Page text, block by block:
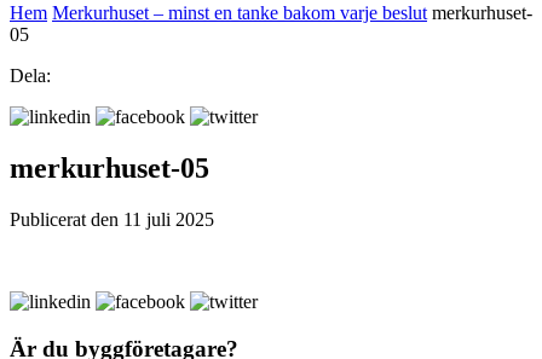
Hem Merkurhuset – minst en tanke bakom varje beslut merkurhuset-
05
Dela:
merkurhuset-05
Publicerat den 11 juli 2025
Är du byggföretagare?